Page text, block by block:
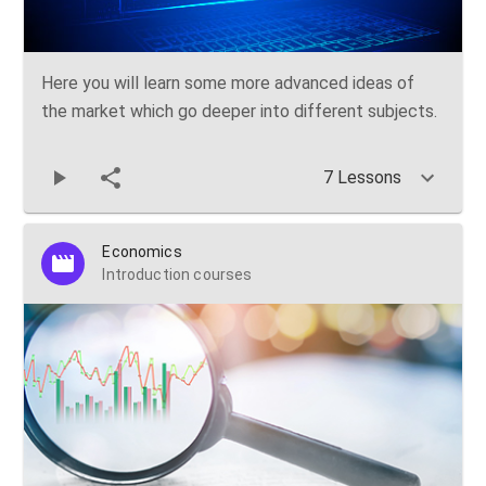
Here you will learn some more advanced ideas of
the market which go deeper into different subjects.
7 Lessons
Economics
Introduction courses